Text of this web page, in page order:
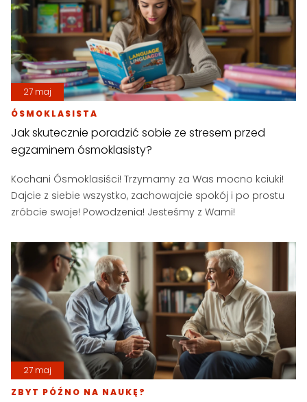
27 maj
ÓSMOKLASISTA
Jak skutecznie poradzić sobie ze stresem przed
egzaminem ósmoklasisty?
Kochani Ósmoklasiści! Trzymamy za Was mocno kciuki!
Dajcie z siebie wszystko, zachowajcie spokój i po prostu
zróbcie swoje! Powodzenia! Jesteśmy z Wami!
27 maj
ZBYT PÓŹNO NA NAUKĘ?